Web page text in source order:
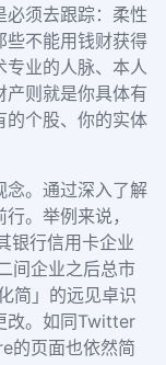
必须去跟踪：柔性
些不能用钱财获得
业的人脉、本人
产则就是你具体有
的个股、你的实体
念。通过深入了解
。举例来说，
银行信用卡企业
间企业之后总市
简」的远见卓识
改。如同Twitter
的页面也依然简